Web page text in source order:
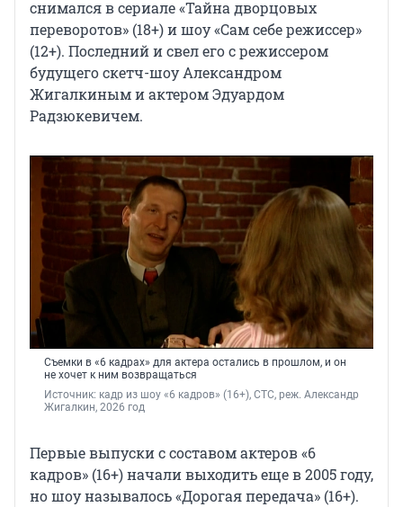
снимался в сериале «Тайна дворцовых
переворотов» (18+) и шоу «Сам себе режиссер»
(12+). Последний и свел его с режиссером
будущего скетч-шоу Александром
Жигалкиным и актером Эдуардом
Радзюкевичем.
Съемки в «6 кадрах» для актера остались в прошлом, и он
не хочет к ним возвращаться
Источник: кадр из шоу «6 кадров» (16+), СТС, реж. Александр
Жигалкин, 2026 год
Первые выпуски с составом актеров «6
кадров» (16+) начали выходить еще в 2005 году,
но шоу называлось «Дорогая передача» (16+).